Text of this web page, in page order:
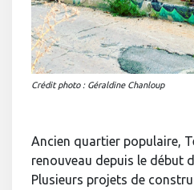
Crédit photo : Géraldine Chanloup
Ancien quartier populaire,
renouveau depuis le début
Plusieurs projets de